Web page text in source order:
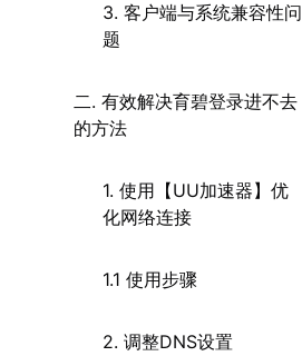
3. 客户端与系统兼容性问
题
二. 有效解决育碧登录进不去
的方法
1. 使用【UU加速器】优
化网络连接
1.1 使用步骤
2. 调整DNS设置